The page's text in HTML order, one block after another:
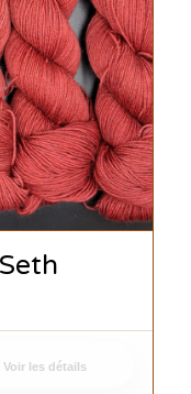
Voir les détails